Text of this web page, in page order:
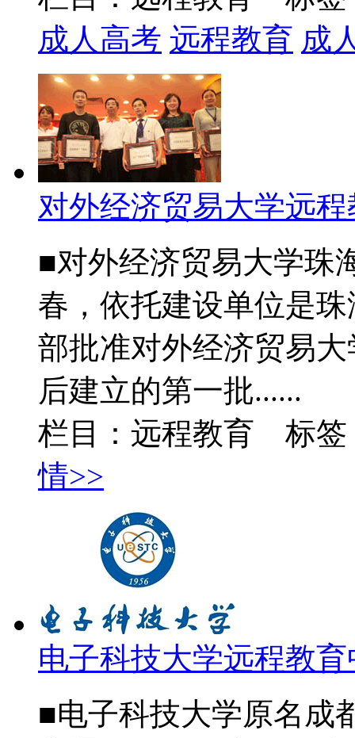
成人高考 远程教育 成
对外经济贸易大学远
■对外经济贸易大学珠
春，依托建设单位是
部批准对外经济贸易
后建立的第一批......
栏目：远程教育 标签
情>>
电子科技大学远程教
■电子科技大学原名成